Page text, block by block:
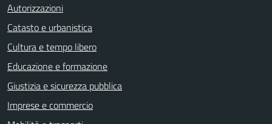
Autorizzazioni
Catasto e urbanistica
Cultura e tempo libero
Educazione e formazione
Giustizia e sicurezza pubblica
Imprese e commercio